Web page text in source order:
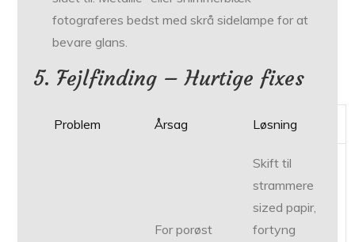
fotograferes bedst med skrå sidelampe for at
bevare glans.
5. Fejlfinding – Hurtige fixes
Problem Årsag Løsning
For porøst
Skift til
strammere
sized papir,
fortyng